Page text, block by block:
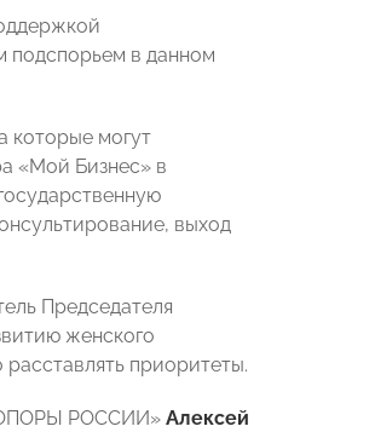
подспорьем в данном
которые могут
«Мой Бизнес» в
выход
Председателя
женского
приоритеты.
РОССИИ» Алексей